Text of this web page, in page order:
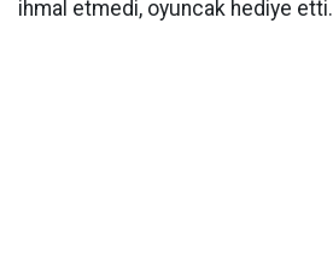
ihmal etmedi, oyuncak hediye etti.